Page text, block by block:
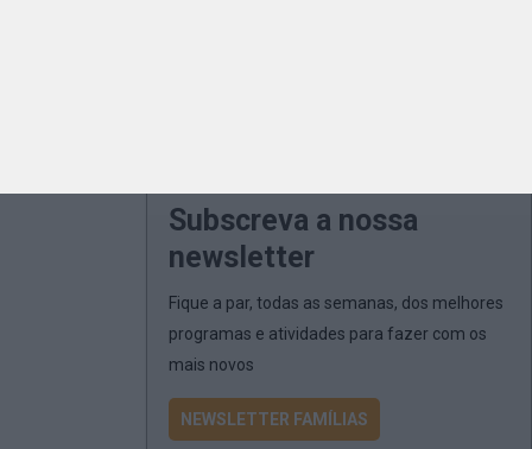
Subscreva a nossa
newsletter
Fique a par, todas as semanas, dos melhores
programas e atividades para fazer com os
mais novos
NEWSLETTER FAMÍLIAS